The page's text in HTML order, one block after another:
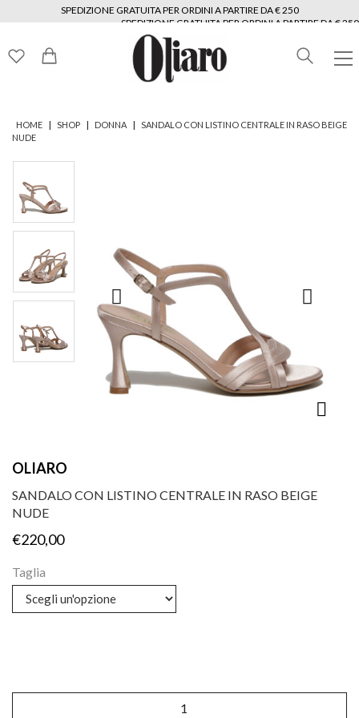
SPEDIZIONE GRATUITA PER ORDINI A PARTIRE DA € 250
SPEDIZIONE GRATUITA PER ORDINI A PARTIRE DA € 250
SPEDIZIONE GRATUITA PER ORDINI A PARTIRE DA € 250
SPEDIZIONE GRATUITA PER ORDINI A PARTIRE DA € 250
SPEDIZIONE GRATUITA PER ORDINI A PARTIRE DA € 250
SPEDIZIONE GRATUITA PER ORDINI A PARTIRE DA € 250
HOME | SHOP | DONNA |
SANDALO CON LISTINO CENTRALE IN RASO BEIGE
NUDE
OLIARO
SANDALO CON LISTINO CENTRALE IN RASO BEIGE
NUDE
€220,00
Taglia